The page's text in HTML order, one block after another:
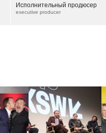
Исполнительный продюсер
executive producer